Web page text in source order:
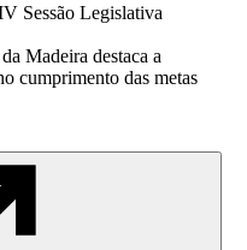
Sessão Legislativa
Madeira destaca a
cumprimento das metas